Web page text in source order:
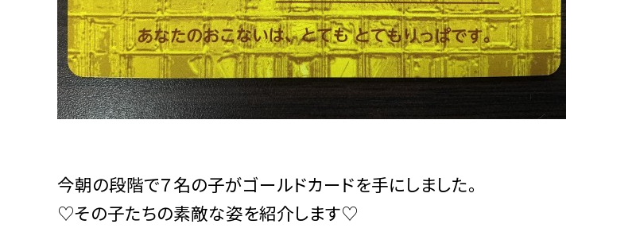
今朝の段階で７名の子がゴールドカードを手にしました。
♡その子たちの素敵な姿を紹介します♡